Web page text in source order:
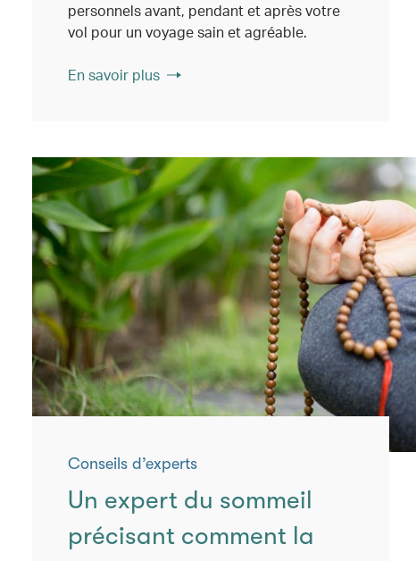
personnels avant, pendant et après votre
vol pour un voyage sain et agréable.
En savoir plus
Conseils d’experts
Un expert du sommeil
précisant comment la